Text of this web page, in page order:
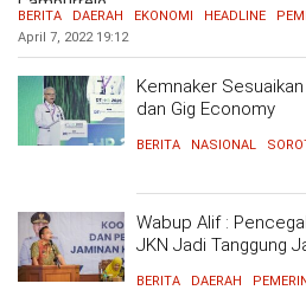
BERITA DAERAH EKONOMI HEADLINE
April 7, 2022 19:12
Kemnaker Sesuaikan
dan Gig Economy
BERITA NASIONAL
Wabup Alif :
JKN Jadi Tanggung
BERITA DAERAH